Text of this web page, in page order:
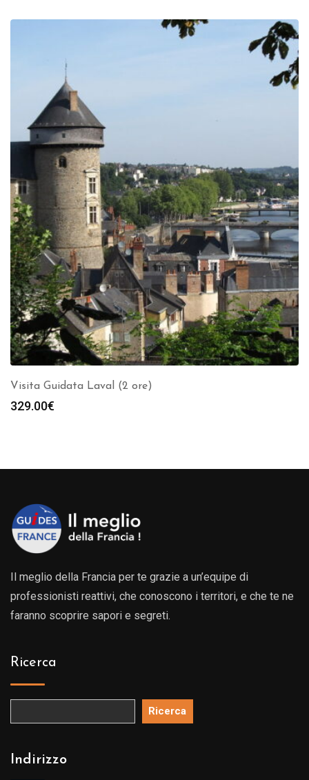
Visita Guidata Laval (2 ore)
329.00€
Il meglio della Francia per te grazie a un’equipe di
professionisti reattivi, che conoscono i territori, e che te ne
faranno scoprire sapori e segreti.
Ricerca
Ricerca
Indirizzo